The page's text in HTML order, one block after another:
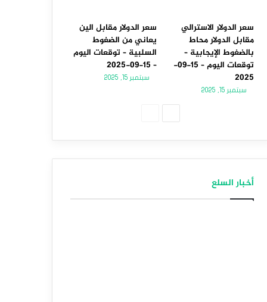
سعر الدولار الاسترالي
مقابل الدولار محاط
بالضغوط الإيجابية –
توقعات اليوم – 15-09-
2025
سبتمبر 15, 2025
سعر الدولار مقابل الين
يعاني من الضغوط
السلبية – توقعات اليوم
– 15-09-2025
سبتمبر 15, 2025
أخبار السلع